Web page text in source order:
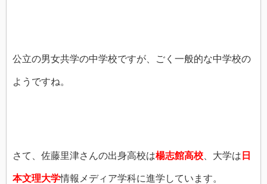
公立の男女共学の中学校ですが、ごく一般的な中学校の
ようですね。
さて、佐藤里津さんの出身高校は楊志館高校 、大学は 日
本文理大学情報メディア学科に進学しています。